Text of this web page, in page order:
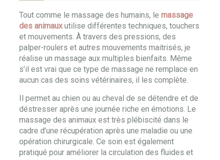
Tout comme le massage des humains, le massage
des animauxutilise différentes techniques, touchers
et mouvements. À travers des pressions, des
palper-roulers et autres mouvements maitrisés, je
réalise un massage aux multiples bienfaits. Même
s’il est vrai que ce type de massage ne remplace en
aucun cas des soins vétérinaires, il les complète.
Il permet au chien ou au cheval de se détendre et de
déstresser après une journée riche en émotions. Le
massage des animaux est très plébiscité dans le
cadre d’une récupération après une maladie ou une
opération chirurgicale. Ce soin est également
pratiqué pour améliorer la circulation des fluides et